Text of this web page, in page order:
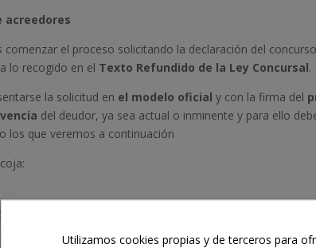
acreedores
el proceso solicitando la declaración del
lo recogido en el Texto Refundido de la Ley Concursal.
la solicitud en el modelo oficial y con la firma del
del deudor, ya sea actual o inminente y para ello
los que veremos a continuación
Utilizamos cookies propias y de terceros para